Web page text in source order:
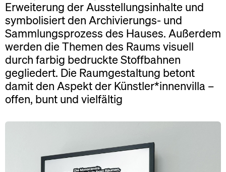
Erweiterung der Ausstellungsinhalte und
symbolisiert den Archivierungs- und
Sammlungsprozess des Hauses. Außerdem
werden die Themen des Raums visuell
durch farbig bedruckte Stoffbahnen
gegliedert. Die Raumgestaltung betont
damit den Aspekt der Künstler*innenvilla –
offen, bunt und vielfältig